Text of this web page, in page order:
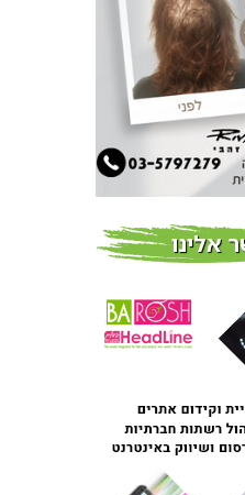
– המומחים
שיער ברמת השרון
חדשות
גוג’י ברי
חדש על המדף
Fibroseal
מוצלח נוסף
אירועים בארץ
אלינו